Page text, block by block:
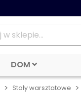
DOM
> Stoły warsztatowe >